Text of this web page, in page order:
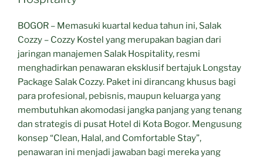
BOGOR – Memasuki kuartal kedua tahun ini, Salak
Cozzy – Cozzy Kostel yang merupakan bagian dari
jaringan manajemen Salak Hospitality, resmi
menghadirkan penawaran eksklusif bertajuk Longstay
Package Salak Cozzy. Paket ini dirancang khusus bagi
para profesional, pebisnis, maupun keluarga yang
membutuhkan akomodasi jangka panjang yang tenang
dan strategis di pusat Hotel di Kota Bogor. Mengusung
konsep “Clean, Halal, and Comfortable Stay”,
penawaran ini menjadi jawaban bagi mereka yang